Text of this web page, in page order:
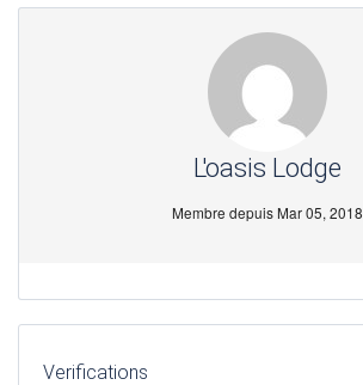
L'oasis Lodge
Membre depuis Mar 05, 2018
Verifications